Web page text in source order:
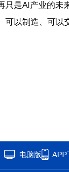
只是AI产业的未
可以制造、可以
电脑版 APP